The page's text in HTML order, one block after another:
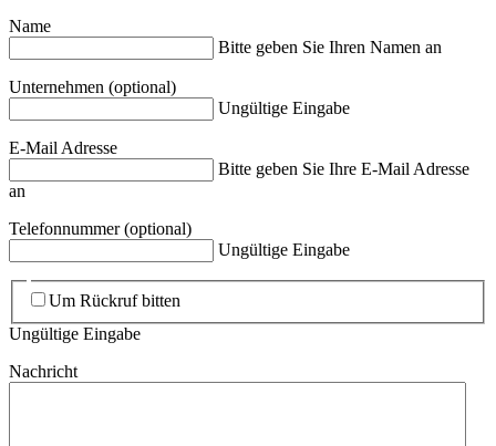
Name
Bitte geben Sie Ihren Namen an
Unternehmen (optional)
Ungültige Eingabe
E-Mail Adresse
Bitte geben Sie Ihre E-Mail Adresse
an
Telefonnummer(optional)
Ungültige Eingabe
Um Rückruf bitten
Ungültige Eingabe
Nachricht